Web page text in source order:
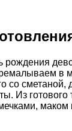
рождения
в
со сметаной,
Из
маком